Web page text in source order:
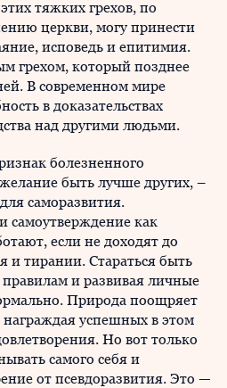
тяжких грехов, по
церкви, могу принести
исповедь и епитимия.
грехом, который позднее
В современном мире
в доказательствах
над другими людьми.
болезненного
быть лучше других, –
саморазвития.
самоутверждение как
если не доходят до
и тирании. Стараться быть
и развивая личные
Природа поощряет
награждая успешных в этом
Но вот только
самого себя и
от псевдоразвития. Это —